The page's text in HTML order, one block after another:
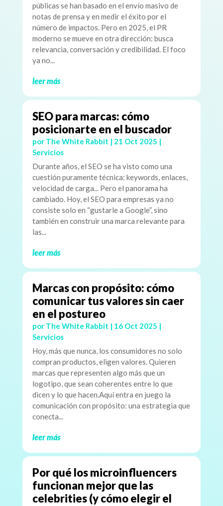
públicas se han basado en el envío masivo de
notas de prensa y en medir el éxito por el
número de impactos. Pero en 2025, el PR
moderno se mueve en otra dirección: busca
relevancia, conversación y credibilidad. El foco
ya no...
leer más
SEO para marcas: cómo
posicionarte en el buscador
por The White Rabbit | 21 Oct 2025 |
Servicios
Durante años, el SEO se ha visto como una
cuestión puramente técnica: keywords, enlaces,
velocidad de carga... Pero el panorama ha
cambiado. Hoy, el SEO para empresas ya no
consiste solo en “gustarle a Google”, sino
también en construir una marca relevante para
las...
leer más
Marcas con propósito: cómo
comunicar tus valores sin caer
en el postureo
por The White Rabbit | 16 Oct 2025 |
Servicios
Hoy, más que nunca, los consumidores no solo
compran productos, eligen valores. Quieren
marcas que representen algo más que un
logotipo, que sean coherentes entre lo que
dicen y lo que hacen.Aquí entra en juego la
comunicación con propósito: una estrategia que
conecta...
leer más
Por qué los microinfluencers
funcionan mejor que las
celebrities (y cómo elegir el